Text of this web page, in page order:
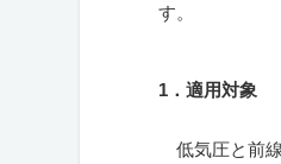
す。
1．適用対象
低気圧と前